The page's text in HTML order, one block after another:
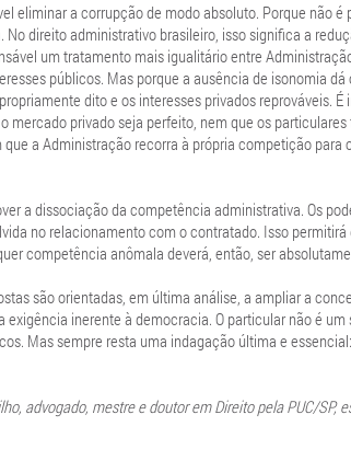
eliminar a corrupção de modo absoluto. Porque não
No direito administrativo brasileiro, isso significa a
um tratamento mais igualitário entre
públicos. Mas porque a ausência de isonomia
dito e os interesses privados reprováveis.
mercado privado seja perfeito, nem que os
a Administração recorra à própria competição
a dissociação da competência administrativa. Os
no relacionamento com o contratado. Isso
competência anômala deverá, então, ser
são orientadas, em última análise, a ampliar a
exigência inerente à democracia. O particular não é
Mas sempre resta uma indagação última e
advogado, mestre e doutor em Direito pela PUC/